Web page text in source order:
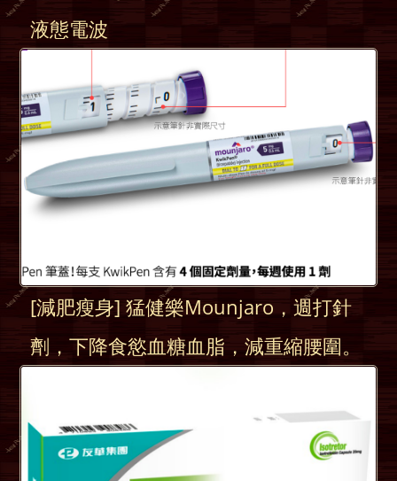
液態電波
[減肥瘦身] 猛健樂Mounjaro，週打針
劑，下降食慾血糖血脂，減重縮腰圍。